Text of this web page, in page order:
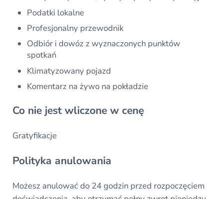
Podatki lokalne
Profesjonalny przewodnik
Odbiór i dowóz z wyznaczonych punktów
spotkań
Klimatyzowany pojazd
Komentarz na żywo na pokładzie
Co nie jest wliczone w cenę
Gratyfikacje
Polityka anulowania
Możesz anulować do 24 godzin przed rozpoczęciem